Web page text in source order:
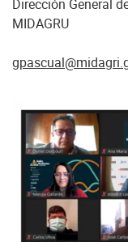
Dirección General
MIDAGRU